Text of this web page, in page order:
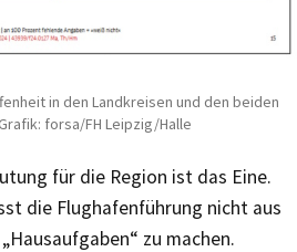
in den Landkreisen und den beiden
forsa/FH Leipzig/Halle
für die Region ist das Eine.
die Flughafenführung nicht aus
zu machen.